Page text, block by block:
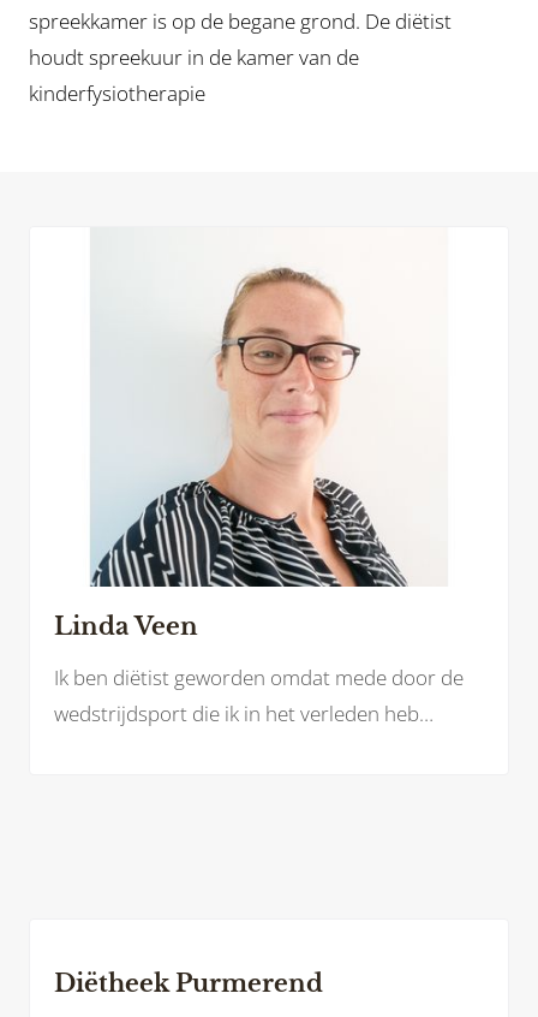
spreekkamer is op de begane grond. De diëtist
houdt spreekuur in de kamer van de
kinderfysiotherapie
Linda Veen
Ik ben diëtist geworden omdat mede door de
wedstrijdsport die ik in het verleden heb
Diëtheek Purmerend